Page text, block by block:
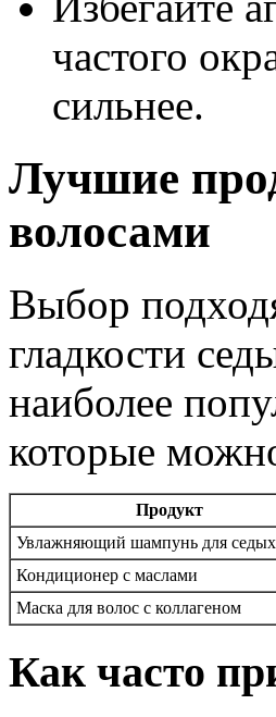
частого
сильнее.
Лучшие
волосами
Выбор
гладкости
наиболее
которые
Продукт
Увлажняющий шампунь для седых
Кондиционер с маслами
Маска для волос с коллагеном
Как часто